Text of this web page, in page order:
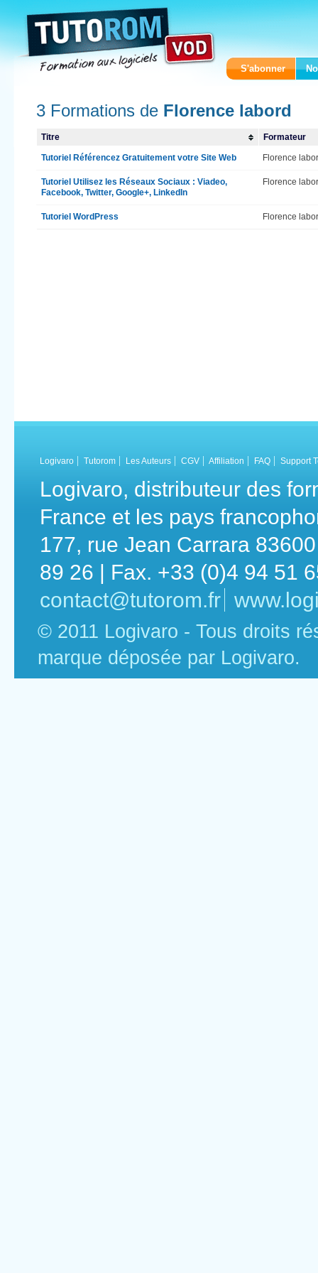
S'abonner
3 Formations de Florence labord
Titre Formateur
Tutoriel Référencez Gratuitement votre Site Web Florence
Tutoriel Utilisez les Réseaux Sociaux : Viadeo,
Facebook, Twitter, Google+, LinkedIn
Florence
Tutoriel WordPress Florence
Logivaro Tutorom Les Auteurs CGV Affiliation FAQ Support
Logivaro, distributeur des
France et les pays
177, rue Jean Carrara
89 26 | Fax. +33 (0)4 94 51
contact@tutorom.fr
© 2011 Logivaro - Tous droits
marque déposée par Logivaro.